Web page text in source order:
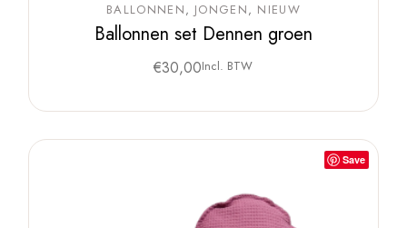
BALLONNEN JONGEN NIEUW
Ballonnen set Dennen groen
€30,00Incl. BTW
Save